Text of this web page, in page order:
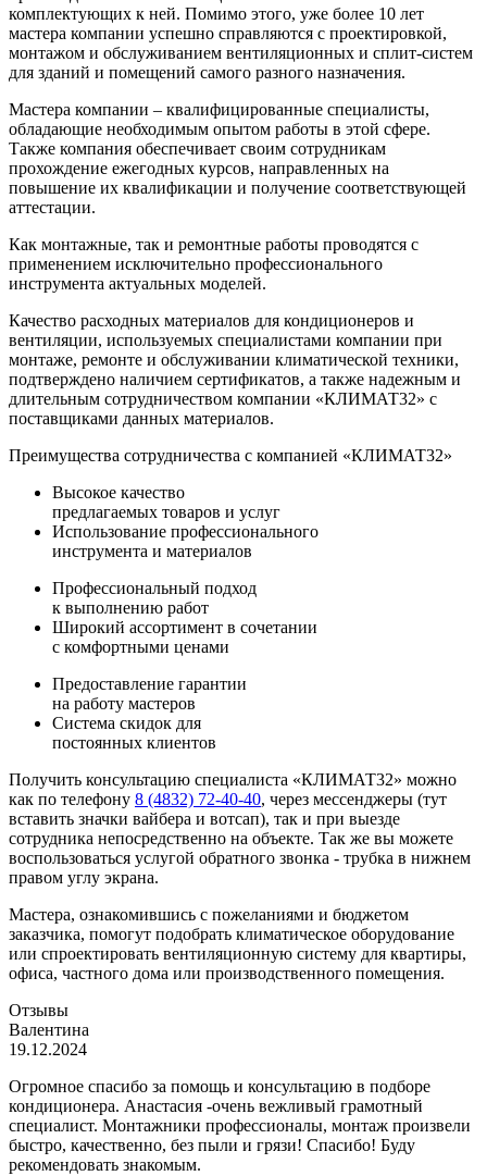
комплектующих к ней. Помимо этого, уже более 10 лет
мастера компании успешно справляются с проектировкой,
монтажом и обслуживанием вентиляционных и сплит-систем
для зданий и помещений самого разного назначения.
Мастера компании – квалифицированные специалисты,
обладающие необходимым опытом работы в этой сфере.
Также компания обеспечивает своим сотрудникам
прохождение ежегодных курсов, направленных на
повышение их квалификации и получение соответствующей
аттестации.
Как монтажные, так и ремонтные работы проводятся с
применением исключительно профессионального
инструмента актуальных моделей.
Качество расходных материалов для кондиционеров и
вентиляции, используемых специалистами компании при
монтаже, ремонте и обслуживании климатической техники,
подтверждено наличием сертификатов, а также надежным и
длительным сотрудничеством компании «КЛИМАТ32» с
поставщиками данных материалов.
Преимущества сотрудничества с компанией «КЛИМАТ32»
Высокое качество
предлагаемых товаров и услуг
Использование профессионального
инструмента и материалов
Профессиональный подход
к выполнению работ
Широкий ассортимент в сочетании
с комфортными ценами
Предоставление гарантии
на работу мастеров
Система скидок для
постоянных клиентов
Получить консультацию специалиста «КЛИМАТ32» можно
как по телефону 8 (4832) 72-40-40, через мессенджеры (тут
вставить значки вайбера и вотсап), так и при выезде
сотрудника непосредственно на объекте. Так же вы можете
воспользоваться услугой обратного звонка - трубка в нижнем
правом углу экрана.
Мастера, ознакомившись с пожеланиями и бюджетом
заказчика, помогут подобрать климатическое оборудование
или спроектировать вентиляционную систему для квартиры,
офиса, частного дома или производственного помещения.
Отзывы
Валентина
19.12.2024
Огромное спасибо за помощь и консультацию в подборе
кондиционера. Анастасия -очень вежливый грамотный
специалист. Монтажники профессионалы, монтаж произвели
быстро, качественно, без пыли и грязи! Спасибо! Буду
рекомендовать знакомым.